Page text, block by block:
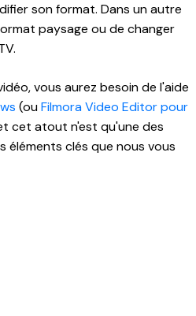
son format. Dans un autre
paysage ou de changer
vous aurez besoin de l'aide
(ouFilmora Video Editor pour
cet atout n'est qu'une des
clés que nous vous